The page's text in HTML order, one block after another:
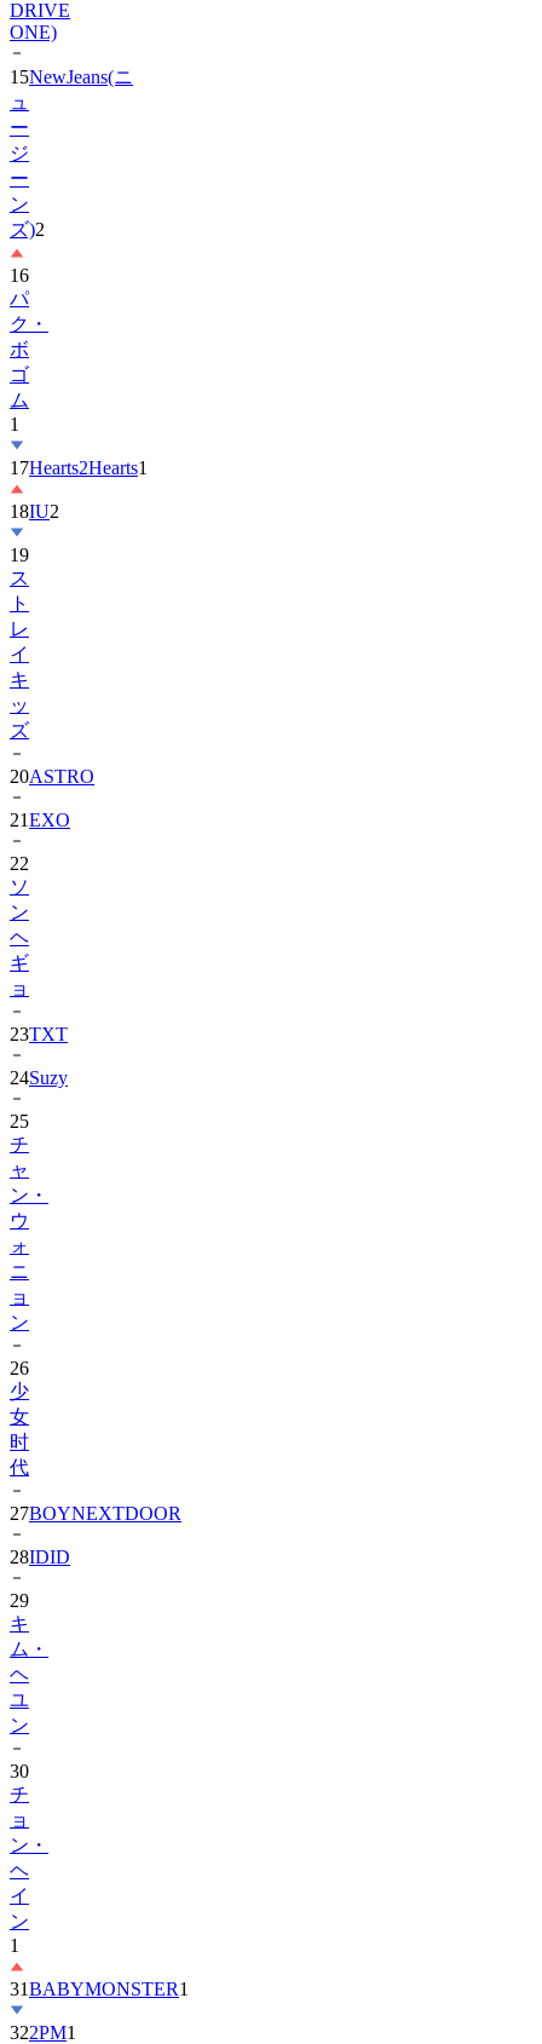
DRIVE
ONE)
15NewJeans(ニ
ュ
ー
ジ
ー
ン
ズ)2
16
パ
ク・
ボ
ゴ
ム
1
17Hearts2Hearts1
18IU2
19
ス
ト
レ
イ
キ
ッ
ズ
20ASTRO
21EXO
22
ソ
ン
ヘ
ギ
ョ
23TXT
24Suzy
25
チ
ャ
ン・
ウ
ォ
ニ
ョ
ン
26
少
女
时
代
27BOYNEXTDOOR
28IDID
29
キ
ム・
ヘ
ユ
ン
30
チ
ョ
ン・
ヘ
イ
ン
1
31BABYMONSTER1
322PM1